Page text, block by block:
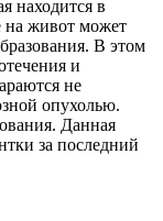
находится в
на живот может
В этом
и
не
опухолью.
Данная
за последний